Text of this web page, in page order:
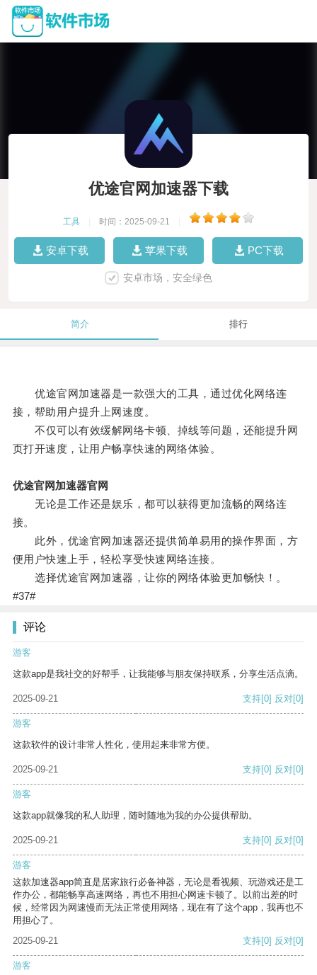
优途官网加速器下载
工具 时间：2025-09-21
安卓下载 苹果下载 PC下载
安卓市场，安全绿色
简介 排行
优途官网加速器是一款强大的工具，通过优化网络连
接，帮助用户提升上网速度。
不仅可以有效缓解网络卡顿、掉线等问题，还能提升网
页打开速度，让用户畅享快速的网络体验。
优途官网加速器官网
无论是工作还是娱乐，都可以获得更加流畅的网络连
接。
此外，优途官网加速器还提供简单易用的操作界面，方
便用户快速上手，轻松享受快速网络连接。
选择优途官网加速器，让你的网络体验更加畅快！。
#37#
评论
游客
这款app是我社交的好帮手，让我能够与朋友保持联系，分享生活点滴。
2025-09-21 支持[0] 反对[0]
游客
这款软件的设计非常人性化，使用起来非常方便。
2025-09-21 支持[0] 反对[0]
游客
这款app就像我的私人助理，随时随地为我的办公提供帮助。
2025-09-21 支持[0] 反对[0]
游客
这款加速器app简直是居家旅行必备神器，无论是看视频、玩游戏还是工
作办公，都能畅享高速网络，再也不用担心网速卡顿了。以前出差的时
候，经常因为网速慢而无法正常使用网络，现在有了这个app，我再也不
用担心了。
2025-09-21
支持[0] 反对[0]
游客